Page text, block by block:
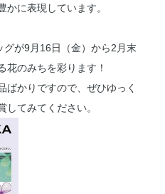
かに表現しています。
が9月16日（金）から2月末
花のみちを彩ります！
ばかりですので、ぜひゆっく
してみてください。